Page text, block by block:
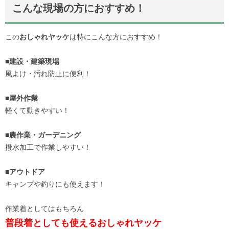
こんな現場の方におすすめ！
このおしゃれヤッケは特にこんな方におすすめ！
■建設・建築現場
風よけ・汚れ防止に便利！
■屋外作業
軽くて動きやすい！
■農作業・ガーデニング
撥水加工で作業しやすい！
■アウトドア
キャンプや釣りにも使えます！
作業着としてはもちろん
普段着としても使えるおしゃれヤッケ